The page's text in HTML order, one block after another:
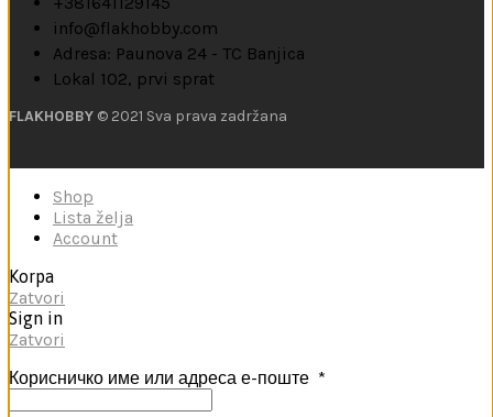
info@flakhobby.com
Adresa: Paunova 24 - TC Banjica
Lokal 102, prvi sprat
FLAKHOBBY © 2021 Sva prava zadržana
Shop
Lista želja
Account
Korpa
Zatvori
Sign in
Zatvori
Корисничко име или адреса е-поште *